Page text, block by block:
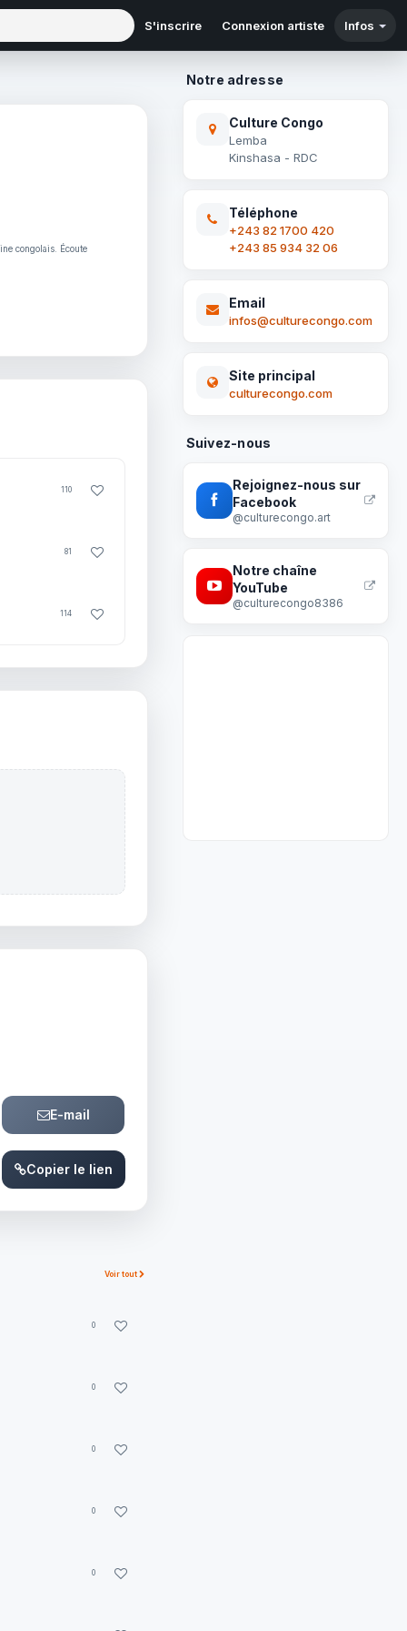
S'inscrire Connexion artiste Infos
congolais. Écoute
110
81
114
E-mail
Copier le lien
Voir tout
0
0
0
0
0
Notre adresse
Culture Congo
Lemba
Kinshasa - RDC
Téléphone
+243 82 1700 420
+243 85 934 32 06
Email
infos@culturecongo.com
Site principal
culturecongo.com
Suivez-nous
Rejoignez-nous sur
Facebook
@culturecongo.art
Notre chaîne
YouTube
@culturecongo8386